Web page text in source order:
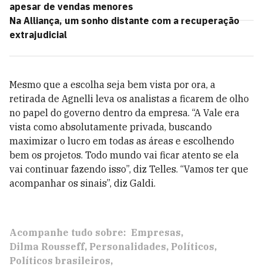
apesar de vendas menores
Na Alliança, um sonho distante com a recuperação
extrajudicial
Mesmo que a escolha seja bem vista por ora, a
retirada de Agnelli leva os analistas a ficarem de olho
no papel do governo dentro da empresa. “A Vale era
vista como absolutamente privada, buscando
maximizar o lucro em todas as áreas e escolhendo
bem os projetos. Todo mundo vai ficar atento se ela
vai continuar fazendo isso”, diz Telles. “Vamos ter que
acompanhar os sinais”, diz Galdi.
Acompanhe tudo sobre: Empresas
Dilma Rousseff Personalidades Políticos
Políticos brasileiros